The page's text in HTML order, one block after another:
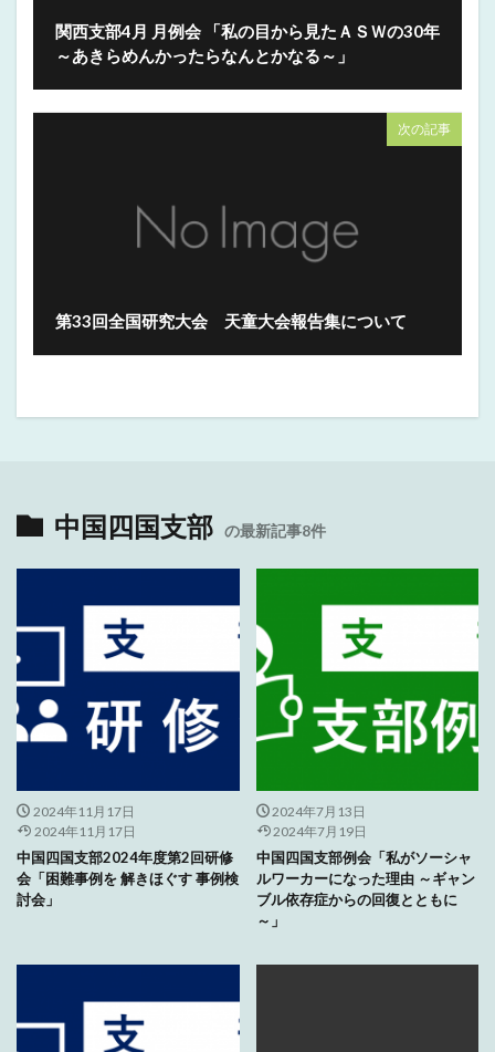
関西支部4月 月例会 「私の目から見たＡＳＷの30年
～あきらめんかったらなんとかなる～」
次の記事
第33回全国研究大会 天童大会報告集について
中国四国支部 の最新記事8件
2024年11月17日
2024年11月17日
中国四国支部2024年度第2回研修
会「困難事例を 解きほぐす 事例検
討会」
2024年7月13日
2024年7月19日
中国四国支部例会「私がソーシャ
ルワーカーになった理由 ～ギャン
ブル依存症からの回復とともに
～」